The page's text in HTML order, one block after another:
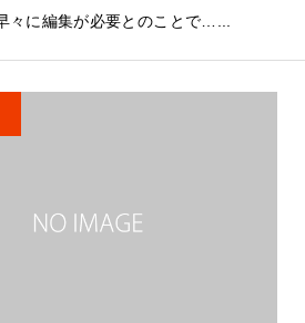
々に編集が必要とのことで…...